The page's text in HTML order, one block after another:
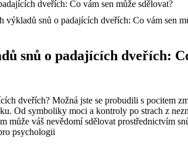
výkladů snů o padajících dveřích: Co vám sen
snů o padajících dveřích:
dveřích? Možná jste se probudili s pocitem
Od symboliky moci a kontroly po strach z
může váš nevědomí sdělovat prostřednictvím